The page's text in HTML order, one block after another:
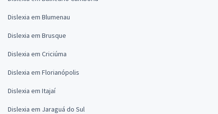
Dislexia em Blumenau
Dislexia em Brusque
Dislexia em Criciúma
Dislexia em Florianópolis
Dislexia em Itajaí
Dislexia em Jaraguá do Sul